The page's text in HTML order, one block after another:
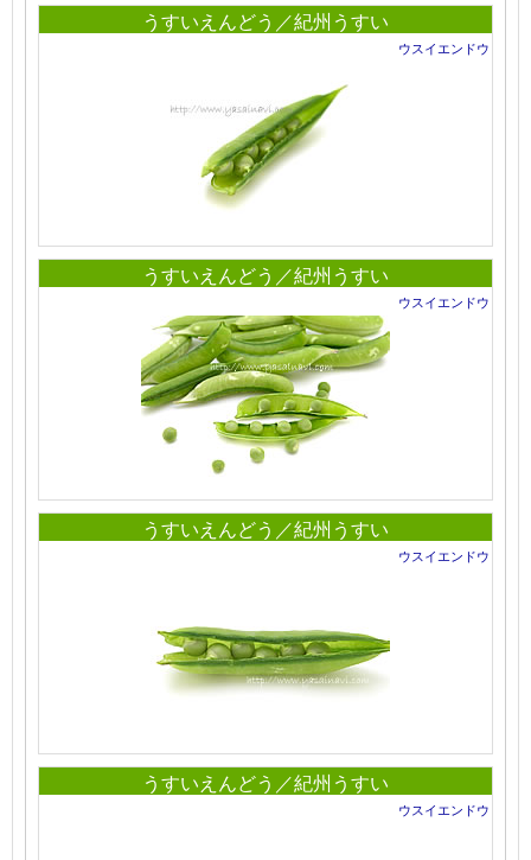
うすいえんどう／紀州うすい
ウスイエンドウ
うすいえんどう／紀州うすい
ウスイエンドウ
うすいえんどう／紀州うすい
ウスイエンドウ
うすいえんどう／紀州うすい
ウスイエンドウ